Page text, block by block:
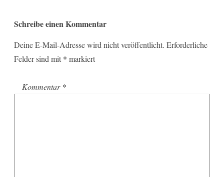
Schreibe einen Kommentar
Deine E-Mail-Adresse wird nicht veröffentlicht. Erforderliche
Felder sind mit * markiert
Kommentar *